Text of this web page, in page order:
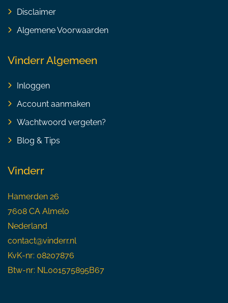
Disclaimer
Algemene Voorwaarden
Vinderr Algemeen
Inloggen
Account aanmaken
Wachtwoord vergeten?
Blog & Tips
Vinderr
Hamerden 26
7608 CA Almelo
Nederland
contact@vinderr.nl
KvK-nr: 08207876
Btw-nr: NL001575895B67